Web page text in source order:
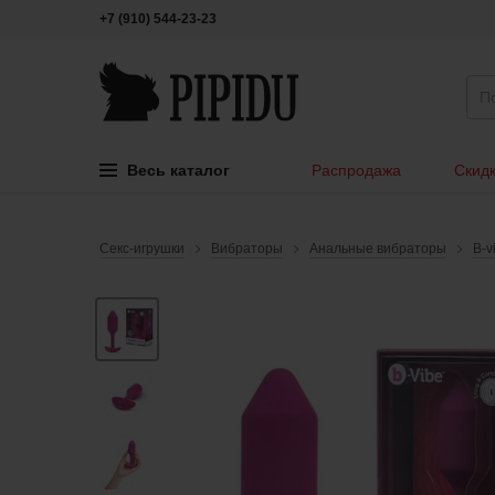
+7 (910) 544-23-23
Весь каталог Распродажа
Секс-игрушки Вибраторы Анальные вибраторы B-